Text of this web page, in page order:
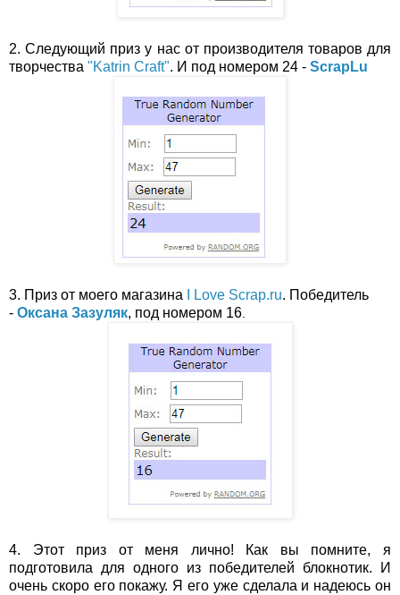
2. Следующий приз у нас от производителя товаров для
творчества "Katrin Craft". И под номером 24 - ScrapLu
3. Приз от моего магазина I Love Scrap.ru. Победитель
- Оксана Зазуляк, под номером 16
4. Этот приз от меня лично! Как вы помните, я
подготовила для одного из победителей блокнотик. И
очень скоро его покажу. Я его уже сделала и надеюсь он